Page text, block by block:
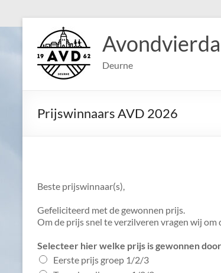
inhoud
Deurne
Prijswinnaars AVD 2026
Beste prijswinnaar(s),
Gefeliciteerd met de gewonnen prijs.
Om de prijs snel te verzilveren vragen wij
Selecteer hier welke prijs is gewonnen
Eerste prijs groep 1/2/3